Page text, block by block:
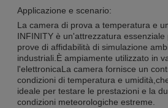
Applicazione e scenario:
La camera di prova a temperatura e
INFINITY è un'attrezzatura
prove di affidabilità di simulazione
industriali.È ampiamente utilizzato in
l'elettronicaLa camera fornisce un
condizioni di temperatura e
ideale per testare le prestazioni e la
condizioni meteorologiche estreme.